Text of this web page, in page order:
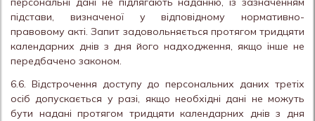
підстави, визначеної у відповідному нормативно-
правовому акті. Запит задовольняється протягом тридцяти
календарних днів з дня його надходження, якщо інше не
передбачено законом.
6.6. Відстрочення доступу до персональних даних третіх
осіб допускається у разі, якщо необхідні дані не можуть
бути надані протягом тридцяти календарних днів з дня